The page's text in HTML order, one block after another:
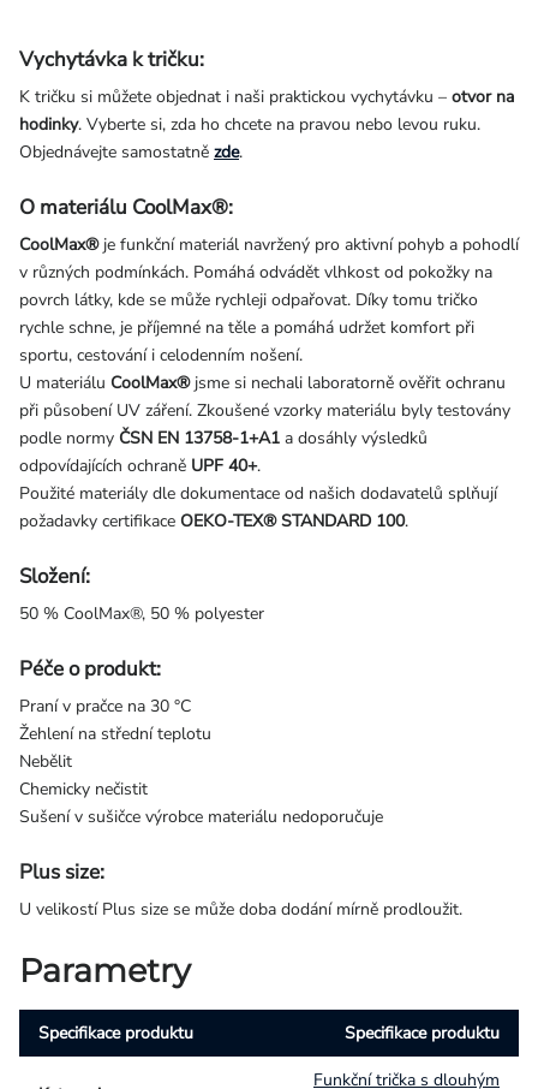
Vychytávka k tričku:
K tričku si můžete objednat i naši praktickou vychytávku – otvor na
hodinky. Vyberte si, zda ho chcete na pravou nebo levou ruku.
Objednávejte samostatně zde.
O materiálu CoolMax®:
CoolMax®je funkční materiál navržený pro aktivní pohyb a pohodlí
v různých podmínkách. Pomáhá odvádět vlhkost od pokožky na
povrch látky, kde se může rychleji odpařovat. Díky tomu tričko
rychle schne, je příjemné na těle a pomáhá udržet komfort při
sportu, cestování i celodenním nošení.
U materiálu CoolMax®jsme si nechali laboratorně ověřit ochranu
při působení UV záření. Zkoušené vzorky materiálu byly testovány
podle normy ČSN EN 13758-1+A1 a dosáhly výsledků
odpovídajících ochraně UPF 40+.
Použité materiály dle dokumentace od našich dodavatelů splňují
požadavky certifikace OEKO-TEX® STANDARD 100.
Složení:
50 % CoolMax®, 50 % polyester
Péče o produkt:
Praní v pračce na 30 °C
Žehlení na střední teplotu
Nebělit
Chemicky nečistit
Sušení v sušičce výrobce materiálu nedoporučuje
Plus size:
U velikostí Plus size se může doba dodání mírně prodloužit.
Parametry
Specifikace produktu Specifikace produktu
Funkční trička s dlouhým